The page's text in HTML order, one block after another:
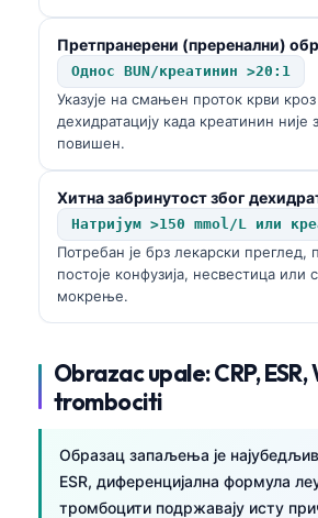
Претпранерени (преренални)
Однос BUN/креатинин >20:1
Указује на смањен проток крви
дехидратацију када креатинин није
повишен.
Хитна забринутост због
Натријум >150 mmol/L или
Потребан је брз лекарски преглед,
постоје конфузија, несвестица или
мокрење.
Obrazac upale: CRP, ESR,
trombociti
Образац запаљења је
ESR, диференцијална формула
тромбоцити подржавају исту